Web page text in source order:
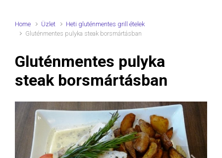
Home Üzlet
Heti gluténmentes grill ételek
Gluténmentes pulyka steak borsmártásban
Gluténmentes pulyka
steak borsmártásban